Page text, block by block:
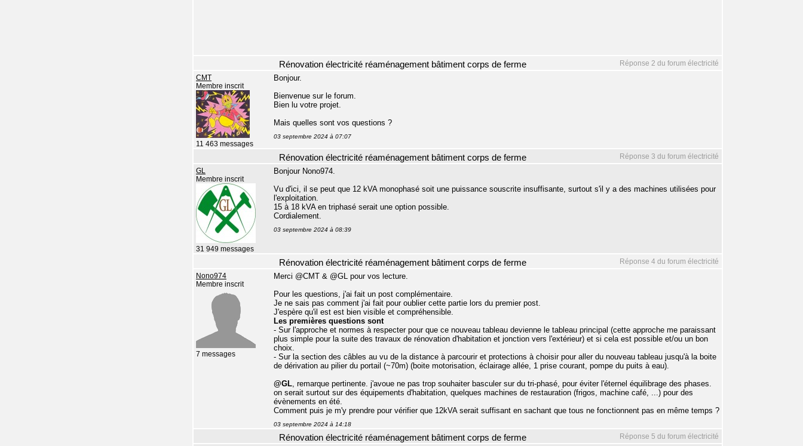
Réponse 2 du forum électricité
Rénovation électricité réaménagement bâtiment corps de ferme
CMT
Membre inscrit
11 463 messages
Bonjour.
Bienvenue sur le forum.
Bien lu votre projet.
Mais quelles sont vos questions ?
03 septembre 2024 à 07:07
Réponse 3 du forum électricité
Rénovation électricité réaménagement bâtiment corps de ferme
GL
Membre inscrit
31 949 messages
Bonjour Nono974.
Vu d'ici, il se peut que 12 kVA monophasé soit une puissance souscrite insuffisante, surtout s'il y a des machines utilisées pour
l'exploitation.
15 à 18 kVA en triphasé serait une option possible.
Cordialement.
03 septembre 2024 à 08:39
Réponse 4 du forum électricité
Rénovation électricité réaménagement bâtiment corps de ferme
Nono974
Membre inscrit
7 messages
Merci @CMT & @GL pour vos lecture.
Pour les questions, j'ai fait un post complémentaire.
Je ne sais pas comment j'ai fait pour oublier cette partie lors du premier post.
J'espère qu'il est est bien visible et compréhensible.
Les premières questions sont
- Sur l'approche et normes à respecter pour que ce nouveau tableau devienne le tableau principal (cette approche me paraissant
plus simple pour la suite des travaux de rénovation d'habitation et jonction vers l'extérieur) et si cela est possible et/ou un bon
choix.
- Sur la section des câbles au vu de la distance à parcourir et protections à choisir pour aller du nouveau tableau jusqu'à la boite
de dérivation au pilier du portail (~70m) (boite motorisation, éclairage allée, 1 prise courant, pompe du puits à eau).
@GL , remarque pertinente. j'avoue ne pas trop souhaiter basculer sur du tri-phasé, pour éviter l'éternel équilibrage des phases.
on serait surtout sur des équipements d'habitation, quelques machines de restauration (frigos, machine café, ...) pour des
évènements en été.
Comment puis je m'y prendre pour vérifier que 12kVA serait suffisant en sachant que tous ne fonctionnent pas en même temps ?
03 septembre 2024 à 14:18
Réponse 5 du forum électricité
Rénovation électricité réaménagement bâtiment corps de ferme